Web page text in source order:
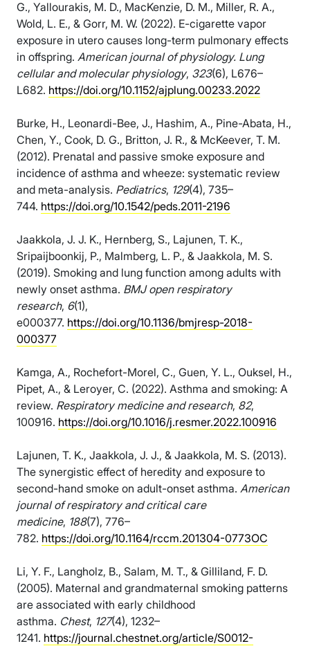
G., Yallourakis, M. D., MacKenzie, D. M., Miller, R. A.,
Wold, L. E., & Gorr, M. W. (2022). E-cigarette vapor
exposure in utero causes long-term pulmonary effects
in offspring. American journal of physiology. Lung
cellular and molecular physiology, 323(6), L676–
L682. https://doi.org/10.1152/ajplung.00233.2022
Burke, H., Leonardi-Bee, J., Hashim, A., Pine-Abata, H.,
Chen, Y., Cook, D. G., Britton, J. R., & McKeever, T. M.
(2012). Prenatal and passive smoke exposure and
incidence of asthma and wheeze: systematic review
and meta-analysis. Pediatrics, 129(4), 735–
744. https://doi.org/10.1542/peds.2011-2196
Jaakkola, J. J. K., Hernberg, S., Lajunen, T. K.,
Sripaijboonkij, P., Malmberg, L. P., & Jaakkola, M. S.
(2019). Smoking and lung function among adults with
newly onset asthma. BMJ open respiratory
research, 6(1),
e000377. https://doi.org/10.1136/bmjresp-2018-
000377
Kamga, A., Rochefort-Morel, C., Guen, Y. L., Ouksel, H.,
Pipet, A., & Leroyer, C. (2022). Asthma and smoking: A
review. Respiratory medicine and research, 82,
100916. https://doi.org/10.1016/j.resmer.2022.100916
Lajunen, T. K., Jaakkola, J. J., & Jaakkola, M. S. (2013).
The synergistic effect of heredity and exposure to
second-hand smoke on adult-onset asthma. American
journal of respiratory and critical care
medicine, 188(7), 776–
782. https://doi.org/10.1164/rccm.201304-0773OC
Li, Y. F., Langholz, B., Salam, M. T., & Gilliland, F. D.
(2005). Maternal and grandmaternal smoking patterns
are associated with early childhood
asthma. Chest, 127(4), 1232–
1241. https://journal.chestnet.org/article/S0012-